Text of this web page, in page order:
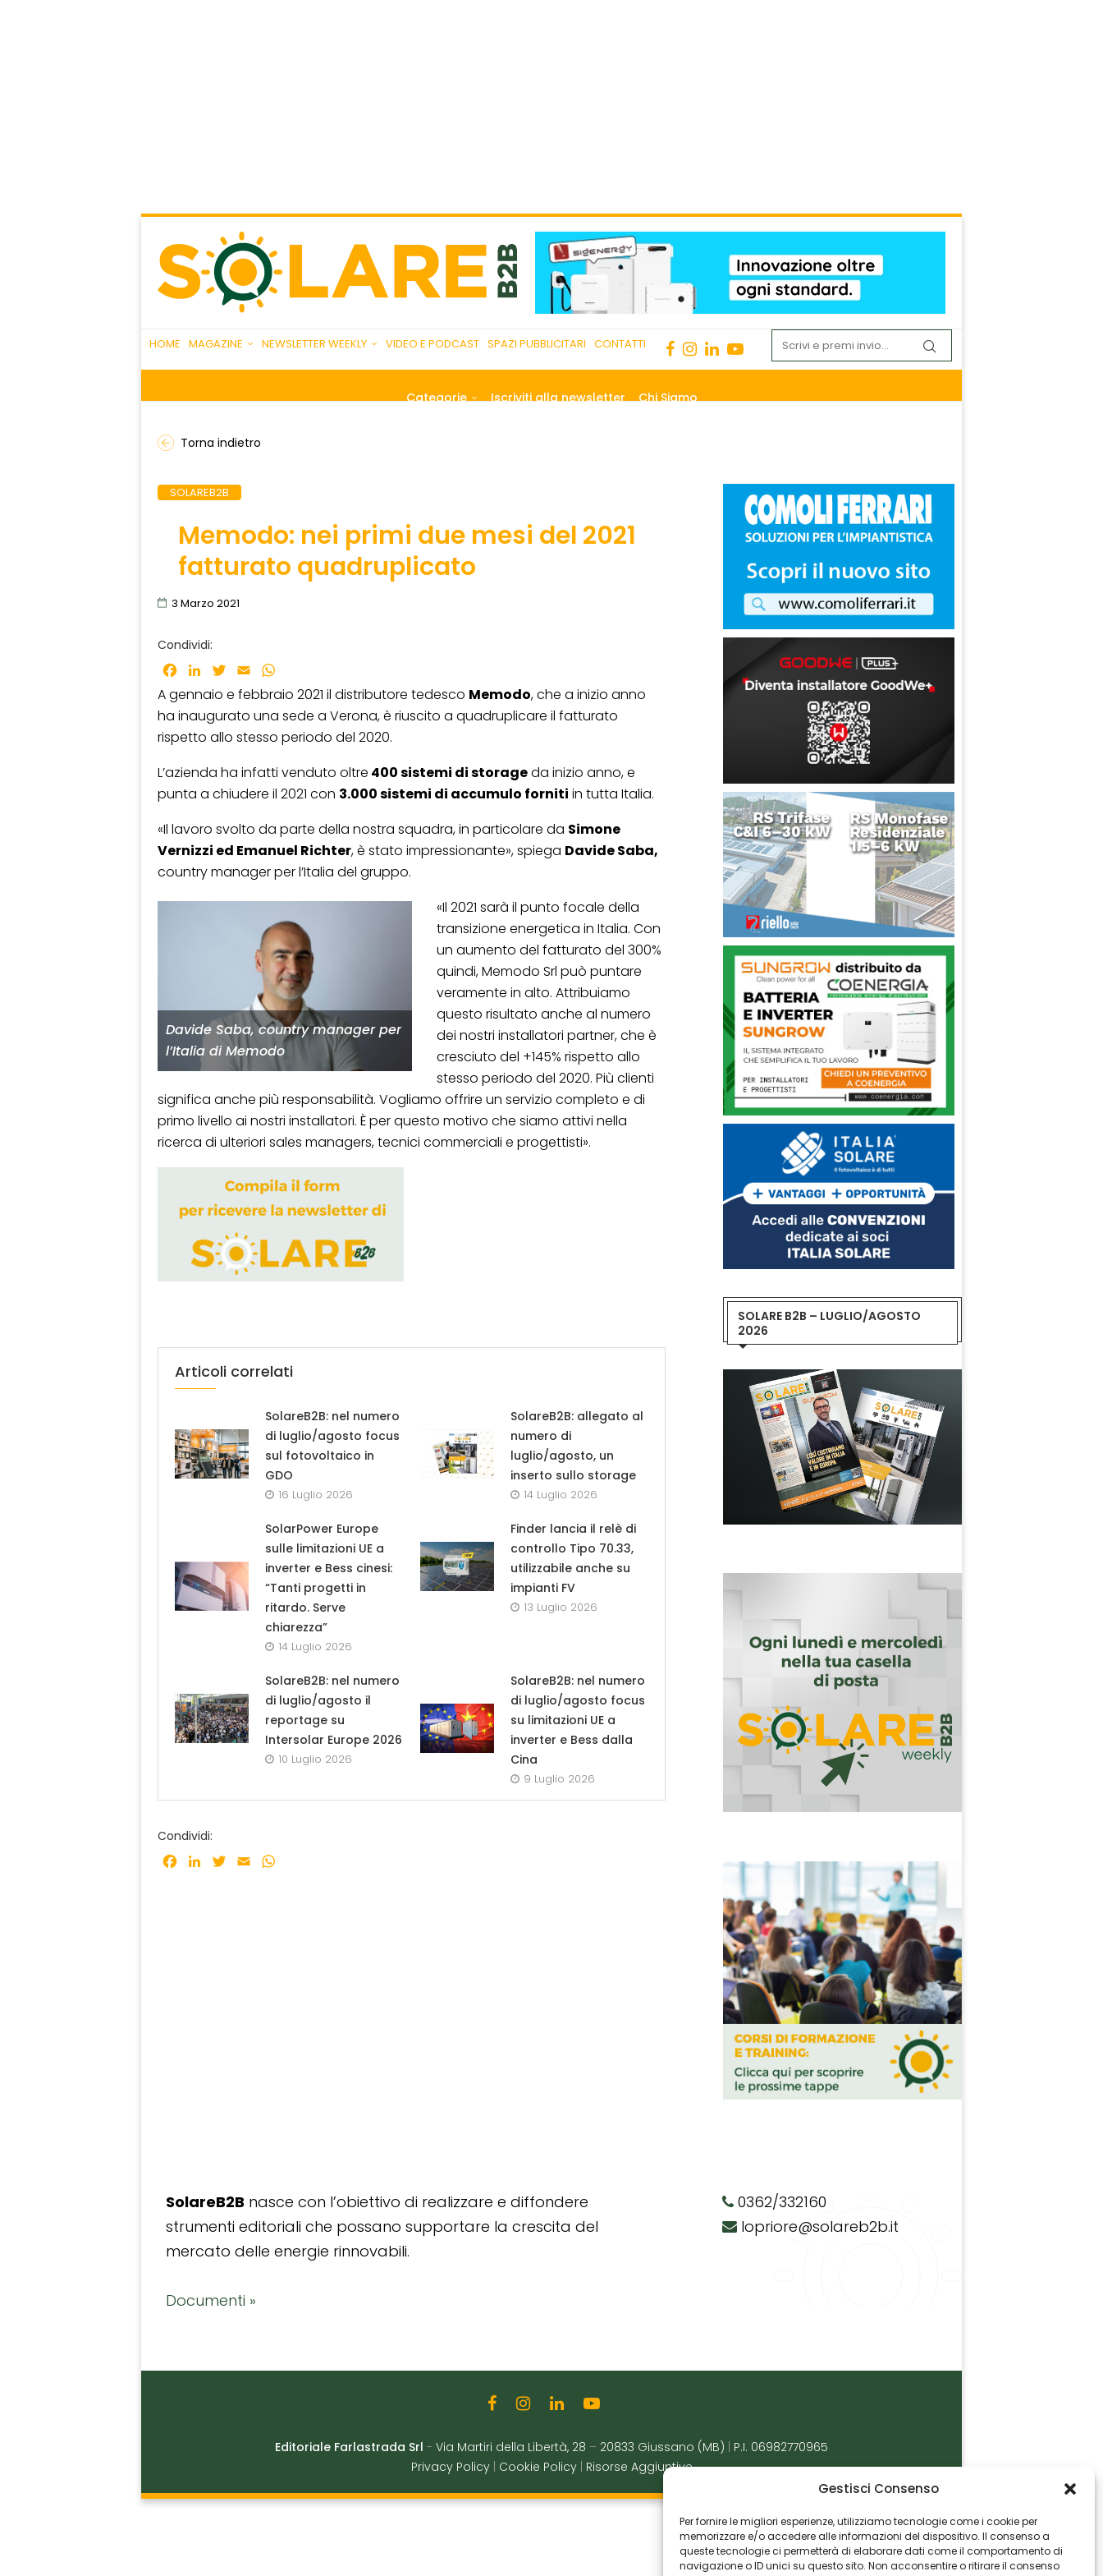
Gestisci Consenso
Per fornire le migliori esperienze, utilizziamo tecnologie come i cookie per
memorizzare e/o accedere alle informazioni del dispositivo. Il consenso a
queste tecnologie ci permetterà di elaborare dati come il comportamento di
navigazione o ID unici su questo sito. Non acconsentire o ritirare il consenso
HOME MAGAZINE NEWSLETTER WEEKLY VIDEO E PODCAST SPAZI PUBBLICITARI CONTATTI
Categorie Iscriviti alla newsletter Chi Siamo
Torna indietro
SOLAREB2B
Memodo: nei primi due mesi del 2021
fatturato quadruplicato
3 Marzo 2021
Condividi:
Facebook
LinkedInTwitter
Email
A gennaio e febbraio 2021 il distributore tedesco Memodo, che a inizio anno
ha inaugurato una sede a Verona, è riuscito a quadruplicare il fatturato
rispetto allo stesso periodo del 2020.
L’azienda ha infatti venduto oltre 400 sistemi di storageda inizio anno, e
punta a chiudere il 2021 con 3.000 sistemi di accumulo forniti in tutta Italia.
«Il lavoro svolto da parte della nostra squadra, in particolare da Simone
Vernizzi ed Emanuel Richter, è stato impressionante», spiega Davide Saba,
country manager per l’Italia del gruppo.
Davide Saba, country manager per
l’Italia di Memodo
«Il 2021 sarà il punto focale della
transizione energetica in Italia. Con
un aumento del fatturato del 300%
quindi, Memodo Srl può puntare
veramente in alto. Attribuiamo
questo risultato anche al numero
dei nostri installatori partner, che è
cresciuto del +145% rispetto allo
stesso periodo del 2020. Più clienti
significa anche più responsabilità. Vogliamo offrire un servizio completo e di
primo livello ai nostri installatori. È per questo motivo che siamo attivi nella
ricerca di ulteriori sales managers, tecnici commerciali e progettisti».
Articoli correlati
SolareB2B: nel numero
di luglio/agosto focus
sul fotovoltaico in
GDO
16 Luglio 2026
SolareB2B: allegato al
numero di
luglio/agosto, un
inserto sullo storage
14 Luglio 2026
SolarPower Europe
sulle limitazioni UE a
inverter e Bess cinesi:
“Tanti progetti in
ritardo. Serve
chiarezza”
14 Luglio 2026
Finder lancia il relè di
controllo Tipo 70.33,
utilizzabile anche su
impianti FV
13 Luglio 2026
SolareB2B: nel numero
di luglio/agosto il
reportage su
Intersolar Europe 2026
10 Luglio 2026
SolareB2B: nel numero
di luglio/agosto focus
su limitazioni UE a
inverter e Bess dalla
Cina
9 Luglio 2026
Condividi:
Facebook
LinkedInTwitter
Email
SOLARE B2B – LUGLIO/AGOSTO
2026
SolareB2B nasce con l’obiettivo di realizzare e diffondere
strumenti editoriali che possano supportare la crescita del
mercato delle energie rinnovabili.
Documenti »
0362/332160
lopriore@solareb2b.it
Editoriale Farlastrada Srl - Via Martiri della Libertà, 28 – 20833 Giussano (MB)
P.I. 06982770965
Privacy Policy
Cookie Policy Risorse Aggiuntive